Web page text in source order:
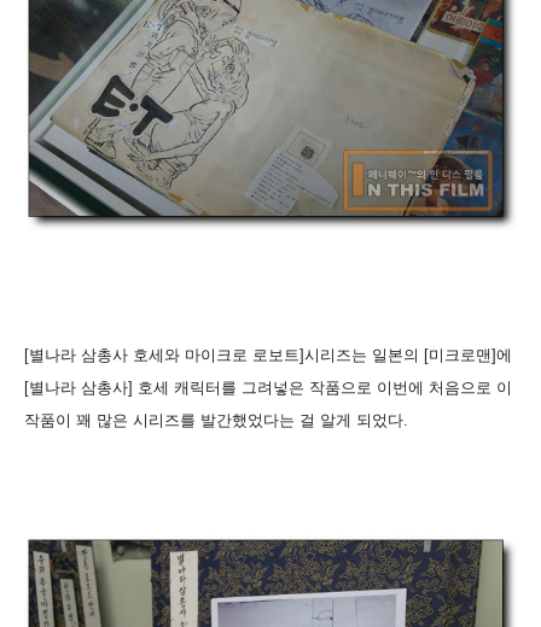
[별나라 삼총사 호세와 마이크로 로보트]시리즈는 일본의 [미크로맨]에
[별나라 삼총사] 호세 캐릭터를 그려넣은 작품으로 이번에 처음으로 이
작품이 꽤 많은 시리즈를 발간했었다는 걸 알게 되었다.